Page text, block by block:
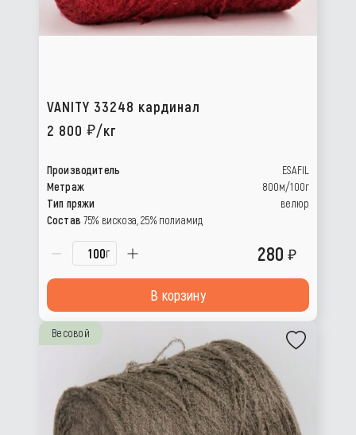
VANITY 33248 кардинал
2 800
/кг
Производитель
ESAFIL
Метраж
800м/100г
Тип пряжи
велюр
Состав 75% вискоза, 25% полиамид
г 280
В корзину
Весовой